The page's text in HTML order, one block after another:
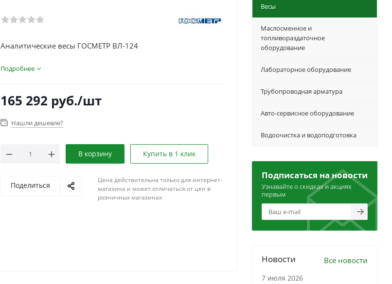
Аналитические весы ГОСМЕТР ВЛ-124
Подробнее
165 292 руб./шт
Нашли дешевле?
В корзину Купить в 1 клик
Поделиться
Цена действительна только для интернет-
магазина и может отличаться от цен в
розничных магазинах
Весы
Маслосменное и
топливораздаточное
оборудование
Лабораторное оборудование
Трубопроводная арматура
Авто-сервисное оборудование
Водоочистка и водоподготовка
Подписаться на новости
Узнавайте о скидках и акциях
первым
Новости Все новости
7 июля 2026